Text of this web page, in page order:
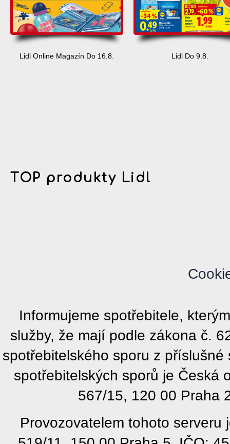
Lidl Online Magazín Do 16.8. Lidl Do 9.8.
TOP produkty Lidl
Informujeme spotřebitele,
služby, že mají podle zákona č.
spotřebitelského sporu z
spotřebitelských sporů je Česká
567/15, 120 00 Praha
Provozovatelem tohoto